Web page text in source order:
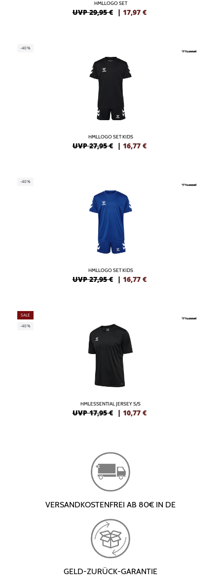
HMLLOGO SET
UVP 29,95 € | 17,97 €
-40%
HMLLOGO SET KIDS
UVP 27,95 € | 16,77 €
-40%
HMLLOGO SET KIDS
UVP 27,95 € | 16,77 €
SALE
-40%
HMLESSENTIAL JERSEY S/S
UVP 17,95 € | 10,77 €
VERSANDKOSTENFREI AB 80€ IN DE
GELD-ZURÜCK-GARANTIE